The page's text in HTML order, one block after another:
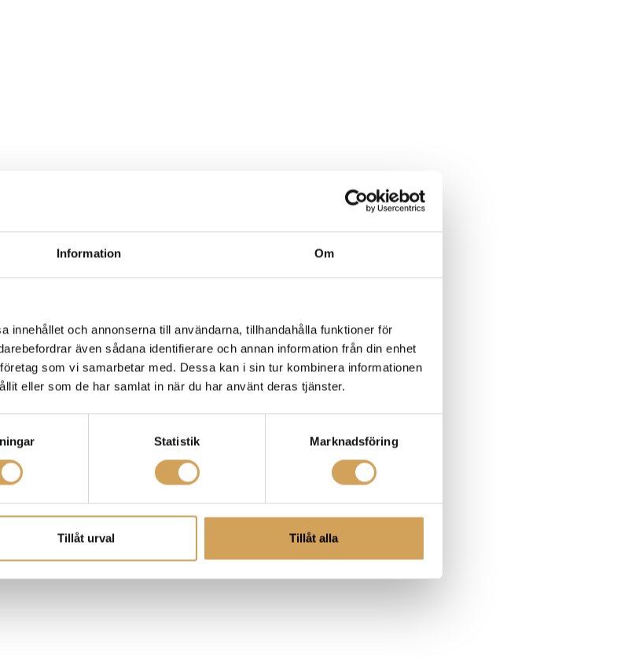
Information Om
innehållet och annonserna till användarna, tillhandahålla funktioner för
även sådana identifierare och annan information från din enhet
som vi samarbetar med. Dessa kan i sin tur kombinera informationen
eller som de har samlat in när du har använt deras tjänster.
Statistik Marknadsföring
Tillåt urval Tillåt alla